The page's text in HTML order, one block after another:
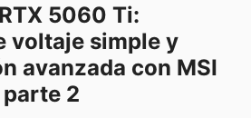
5060 Ti:
voltaje simple y
avanzada con MSI
2